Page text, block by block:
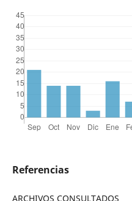
Referencias
ARCHIVOS CONSULTADOS